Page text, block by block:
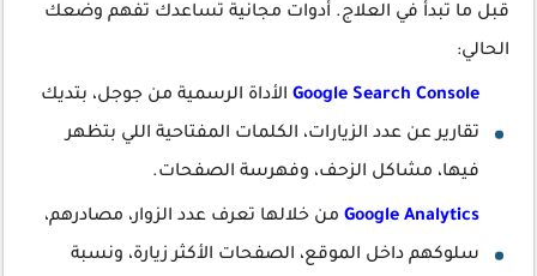
قبل ما تبدأ في العلاج. أدوات مجانية تساعدك تفهم وضعك
الحالي:
Google Search Console الأداة الرسمية من جوجل، بتديك
تقارير عن عدد الزيارات، الكلمات المفتاحية اللي بتظهر
فيها، مشاكل الزحف، وفهرسة الصفحات.
Google Analytics من خلالها تعرف عدد الزوار، مصادرهم،
سلوكهم داخل الموقع، الصفحات الأكثر زيارة، ونسبة